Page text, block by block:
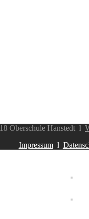
Oberschule Hanstedt l
Impressuml